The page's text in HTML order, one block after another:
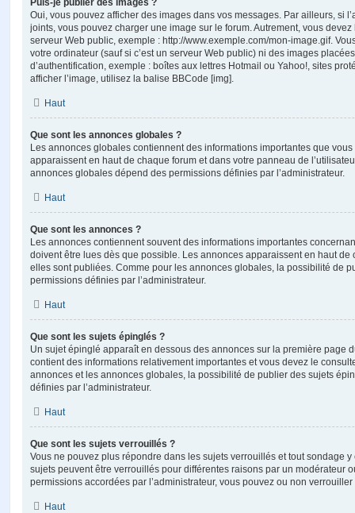
Puis-je publier des images ?
Oui, vous pouvez afficher des images dans vos messages. Par ailleurs, si
joints, vous pouvez charger une image sur le forum. Autrement, vous
serveur Web public, exemple : http://www.exemple.com/mon-image.gif.
votre ordinateur (sauf si c’est un serveur Web public) ni des images
d’authentification, exemple : boîtes aux lettres Hotmail ou Yahoo!, sites
afficher l’image, utilisez la balise BBCode [img].
Haut
Que sont les annonces globales ?
Les annonces globales contiennent des informations importantes que
apparaissent en haut de chaque forum et dans votre panneau de
annonces globales dépend des permissions définies par l’administrateur.
Haut
Que sont les annonces ?
Les annonces contiennent souvent des informations importantes
doivent être lues dès que possible. Les annonces apparaissent en haut
elles sont publiées. Comme pour les annonces globales, la possibilité de
permissions définies par l’administrateur.
Haut
Que sont les sujets épinglés ?
Un sujet épinglé apparaît en dessous des annonces sur la première page
contient des informations relativement importantes et vous devez le
annonces et les annonces globales, la possibilité de publier des sujets
définies par l’administrateur.
Haut
Que sont les sujets verrouillés ?
Vous ne pouvez plus répondre dans les sujets verrouillés et tout sondage
sujets peuvent être verrouillés pour différentes raisons par un modérateur
permissions accordées par l’administrateur, vous pouvez ou non
Haut